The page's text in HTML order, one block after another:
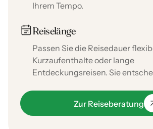
Ihrem Tempo.
Reiselänge
Passen Sie die Reisedauer
Kurzaufenthalte oder lange
Entdeckungsreisen. Sie
Zur Reiseberatung